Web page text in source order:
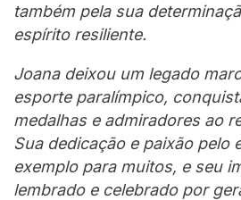
também pela sua
espírito resiliente.
Joana deixou um legado
esporte paralímpico,
medalhas e admiradores ao
Sua dedicação e paixão pelo
exemplo para muitos, e seu
lembrado e celebrado por